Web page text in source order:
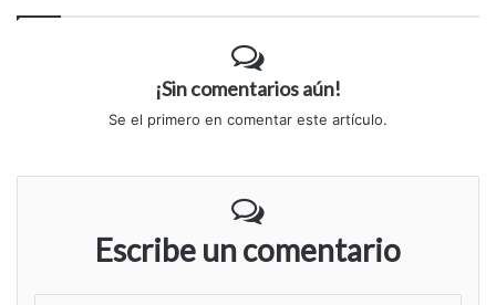
¡Sin comentarios aún!
Se el primero en comentar este artículo.
Escribe un comentario